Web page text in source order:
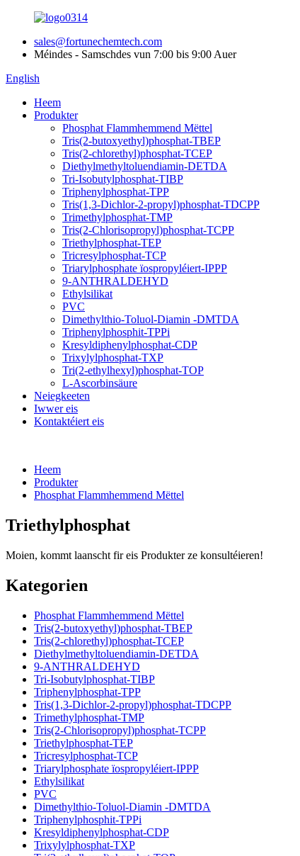
sales@fortunechemtech.com
Méindes - Samschdes vun 7:00 bis 9:00 Auer
English
Heem
Produkter
Phosphat Flammhemmend Mëttel
Tris(2-butoxyethyl)phosphat-TBEP
Tris(2-chlorethyl)phosphat-TCEP
Diethylmethyltoluendiamin-DETDA
Tri-Isobutylphosphat-TIBP
Triphenylphosphat-TPP
Tris(1,3-Dichlor-2-propyl)phosphat-TDCPP
Trimethylphosphat-TMP
Tris(2-Chlorisopropyl)phosphat-TCPP
Triethylphosphat-TEP
Tricresylphosphat-TCP
Triarylphosphate ïospropyléiert-IPPP
9-ANTHRALDEHYD
Ethylsilikat
PVC
Dimethylthio-Toluol-Diamin -DMTDA
Triphenylphosphit-TPPi
Kresyldiphenylphosphat-CDP
Trixylylphosphat-TXP
Tri(2-ethylhexyl)phosphat-TOP
L-Ascorbinsäure
Neiegkeeten
Iwwer eis
Kontaktéiert eis
Heem
Produkter
Phosphat Flammhemmend Mëttel
Triethylphosphat
Moien, kommt laanscht fir eis Produkter ze konsultéieren!
Kategorien
Phosphat Flammhemmend Mëttel
Tris(2-butoxyethyl)phosphat-TBEP
Tris(2-chlorethyl)phosphat-TCEP
Diethylmethyltoluendiamin-DETDA
9-ANTHRALDEHYD
Tri-Isobutylphosphat-TIBP
Triphenylphosphat-TPP
Tris(1,3-Dichlor-2-propyl)phosphat-TDCPP
Trimethylphosphat-TMP
Tris(2-Chlorisopropyl)phosphat-TCPP
Triethylphosphat-TEP
Tricresylphosphat-TCP
Triarylphosphate ïospropyléiert-IPPP
Ethylsilikat
PVC
Dimethylthio-Toluol-Diamin -DMTDA
Triphenylphosphit-TPPi
Kresyldiphenylphosphat-CDP
Trixylylphosphat-TXP